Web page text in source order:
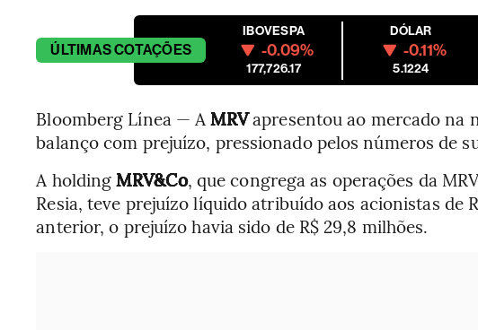
ÚLTIMASCOTAÇÕES
IBOVESPA
-0.09%
177,726.17
DÓLAR
-0.11%
5.1224
Bloomberg Línea — AMRVapresentou ao mercado na
balanço com prejuízo, pressionado pelos números de
A holdingMRV&Co, que congrega as operações da
Resia, teve prejuízo líquido atribuído aos acionistas de
anterior, o prejuízo havia sido de R$ 29,8 milhões.